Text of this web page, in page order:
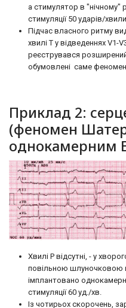
а стимулятор в "нічному"
стимуляції 50 ударів/
Підчас власного ритму
хвилі Т у відведеннях V1-
реєструвався розширений
обумовлені саме
Приклад 2:
(феномен
однокамерним
Хвилі Р відсутні, - у
повільною шлуночковою
імплантовано
стимуляції 60 уд./хв.
Із чотирьох скорочень,